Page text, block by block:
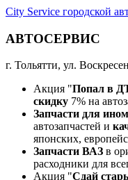
City Service городской
АВТОСЕРВИС
г. Тольятти, ул.
Акция "Попал в
скидку 7% на
Запчасти для
автозапчастей и
японских,
Запчасти ВАЗ в
расходники для
Акция "Сдай